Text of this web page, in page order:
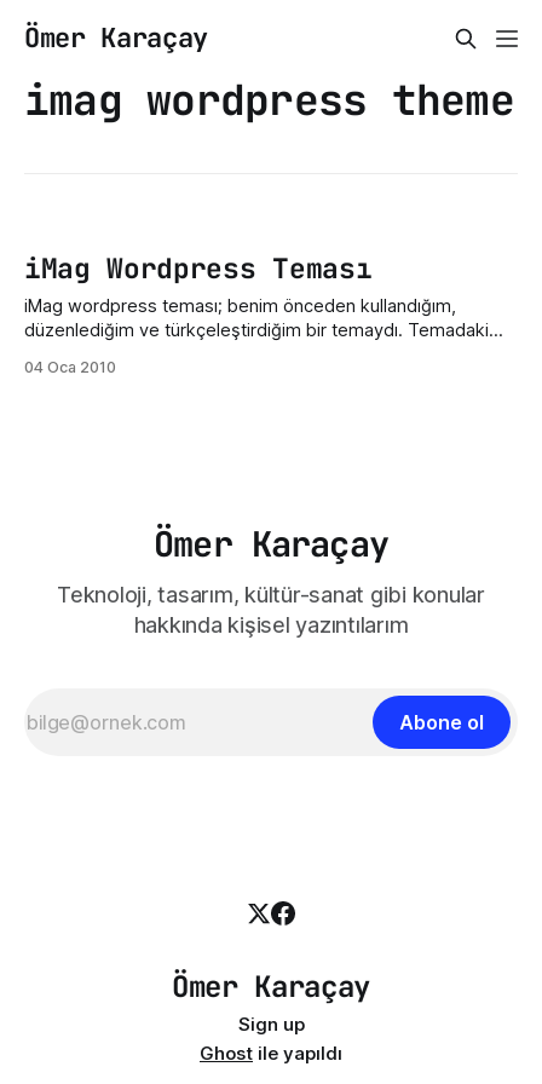
Ömer Karaçay
imag wordpress theme
iMag Wordpress Teması
iMag wordpress teması; benim önceden kullandığım,
düzenlediğim ve türkçeleştirdiğim bir temaydı. Temadaki
özellekleri çok iyi çalışıyor. Yalnız bu temada feature post
04 Oca 2010
Ömer Karaçay
Teknoloji, tasarım, kültür-sanat gibi konular
hakkında kişisel yazıntılarım
Abone ol
Ömer Karaçay
Sign up
Ghost ile yapıldı